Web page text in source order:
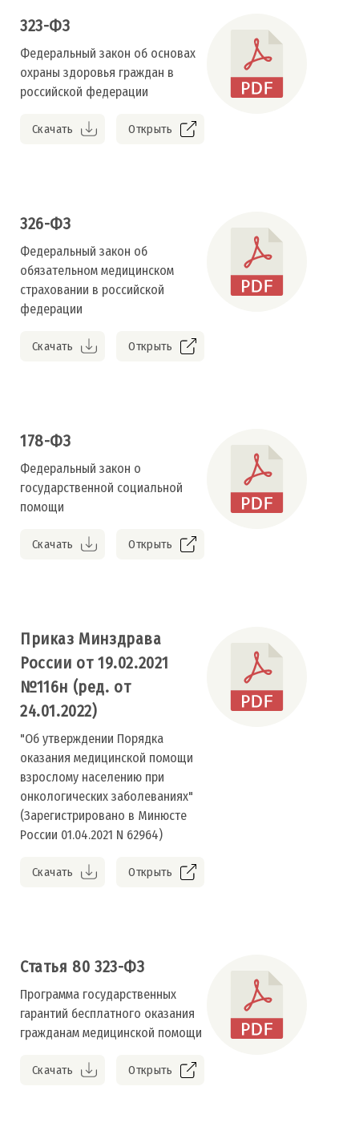
323-ФЗ
Федеральный закон об основах
охраны здоровья граждан в
российской федерации
Скачать Открыть
326-ФЗ
Федеральный закон об
обязательном медицинском
страховании в российской
федерации
Скачать Открыть
178-ФЗ
Федеральный закон о
государственной социальной
помощи
Скачать Открыть
Приказ Минздрава
России от 19.02.2021
№116н (ред. от
24.01.2022)
"Об утверждении Порядка
оказания медицинской помощи
взрослому населению при
онкологических заболеваниях"
(Зарегистрировано в Минюсте
России 01.04.2021 N 62964)
Скачать Открыть
Статья 80 323-ФЗ
Программа государственных
гарантий бесплатного оказания
гражданам медицинской помощи
Скачать Открыть